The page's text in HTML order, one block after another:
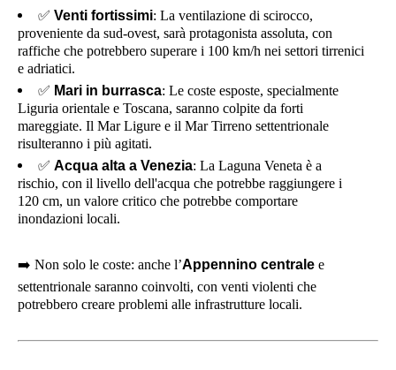
✅ Venti fortissimi: La ventilazione di scirocco,
proveniente da sud-ovest, sarà protagonista assoluta, con
raffiche che potrebbero superare i 100 km/h nei settori tirrenici
e adriatici.
✅ Mari in burrasca: Le coste esposte, specialmente
Liguria orientale e Toscana, saranno colpite da forti
mareggiate. Il Mar Ligure e il Mar Tirreno settentrionale
risulteranno i più agitati.
✅ Acqua alta a Venezia: La Laguna Veneta è a
rischio, con il livello dell'acqua che potrebbe raggiungere i
120 cm, un valore critico che potrebbe comportare
inondazioni locali.
➡️ Non solo le coste: anche l’Appennino centrale e
settentrionale saranno coinvolti, con venti violenti che
potrebbero creare problemi alle infrastrutture locali.